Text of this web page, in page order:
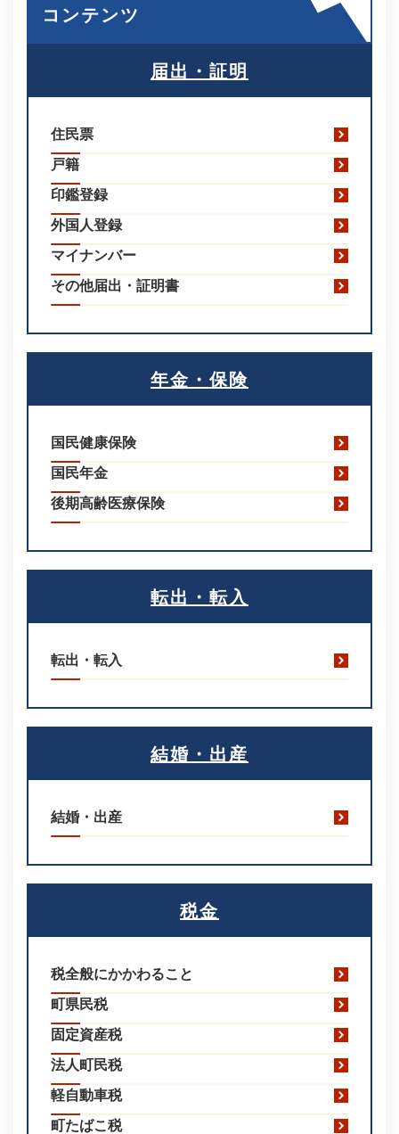
コンテンツ
届出・証明
住民票
戸籍
印鑑登録
外国人登録
マイナンバー
その他届出・証明書
年金・保険
国民健康保険
国民年金
後期高齢医療保険
転出・転入
転出・転入
結婚・出産
結婚・出産
税金
税全般にかかわること
町県民税
固定資産税
法人町民税
軽自動車税
町たばこ税